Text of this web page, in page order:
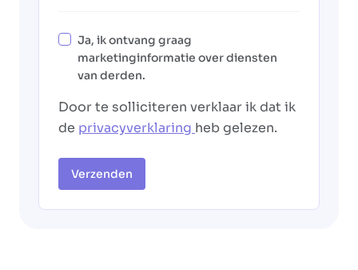
Ja, ik ontvang graag
marketinginformatie over diensten
van derden.
Door te solliciteren verklaar ik dat ik
de privacyverklaring heb gelezen.
Verzenden